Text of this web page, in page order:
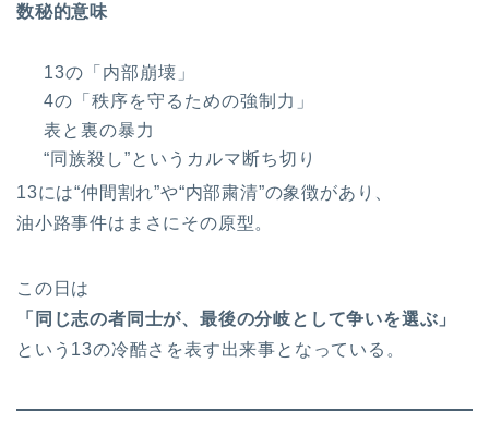
数秘的意味
13の「内部崩壊」
4の「秩序を守るための強制力」
表と裏の暴力
“同族殺し”というカルマ断ち切り
13には“仲間割れ”や“内部粛清”の象徴があり、
油小路事件はまさにその原型。
この日は
「同じ志の者同士が、最後の分岐として争いを選ぶ」
という13の冷酷さを表す出来事となっている。